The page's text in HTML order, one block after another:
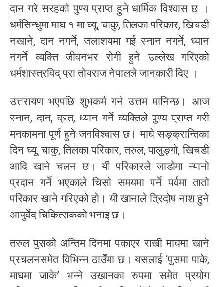
दान गरे सरहको पुण्य प्राप्त हुने धार्मिक विश्वास छ ।
धर्मसिन्धुमा माघ १ मा घ्यू, चाकु, तिलका परिकार, खिचडी
नखाने, दान नगर्ने, जलाशयमा गई स्नान नगर्ने, ध्यान
नगर्ने व्यक्ति जीवनभर रोगी हुने उल्लेख गरिएको
धर्मशास्त्रविद् प्रा तोयराज नेपालले जानकारी दिए ।
उत्तरायण भएपछि शुभकर्म गर्न उत्तम मानिन्छ। आज
स्नान, दान, व्रत, ध्यान गर्ने व्यक्तिले पुण्य प्राप्त गरी
मनकामना पूर्ण हुने जनविश्वास छ। माघे सङ्क्रान्तिका
दिन घ्यू, चाकु, तिलका परिकार, तरुल, पालुङ्गो, खिचडी
आदि खाने चलन छ। यी परिकारले जाडोमा न्यानो
प्रदान गर्ने भएकाले चिसो समयमा पर्ने पर्वमा तातो
परिकार खाने गरिएको हो। यी खानाले त्रिदोष नाश हुने
आयुर्वेद चिकित्सकको भनाइ छ।
तरुल पुसको अन्तिम दिनमा पकाएर राखी माघमा खाने
प्रचलनसमेत विभिन्न ठाउँमा छ। यसलाई ‘पुसमा पाके,
माघमा जाके’ भन्ने उखानका रुपमा समेत प्रयोग